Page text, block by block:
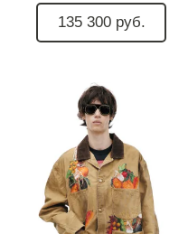
135 300 руб.